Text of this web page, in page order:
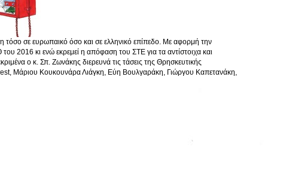
τόσο σε ευρωπαικό όσο και σε ελληνικό επίπεδο. Με αφορμή την
2016 κι ενώ εκρεμεί η απόφαση του ΣΤΕ για τα αντίστοιχα και
ο κ. Σπ. Ζωνάκης διερευνά τις τάσεις της Θρησκευτικής
Mάριου Κουκουνάρα Λιάγκη, Εύη Βουλγαράκη, Γιώργου Καπετανάκη,